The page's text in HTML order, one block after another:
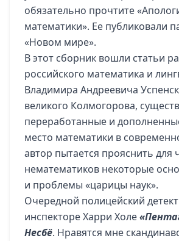
обязательно прочтите
математики». Ее публиковали
«Новом мире».
В этот сборник вошли статьи
российского математика и
Владимира Андреевича
великого Колмогорова,
переработанные и
место математики в
автор пытается прояснить для
нематематиков некоторые
и проблемы «царицы наук».
Очередной полицейский
инспекторе Харри Холе
Несбё. Нравятся мне